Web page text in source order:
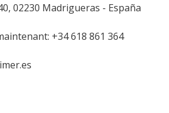
02230 Madrigueras - España
+34 618 861 364